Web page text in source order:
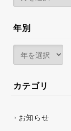
年別
カテゴリ
お知らせ